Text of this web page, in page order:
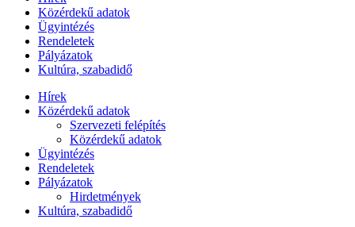
Közérdekű adatok
Ügyintézés
Rendeletek
Pályázatok
Kultúra, szabadidő
Hírek
Közérdekű adatok
Szervezeti felépítés
Közérdekű adatok
Ügyintézés
Rendeletek
Pályázatok
Hirdetmények
Kultúra, szabadidő